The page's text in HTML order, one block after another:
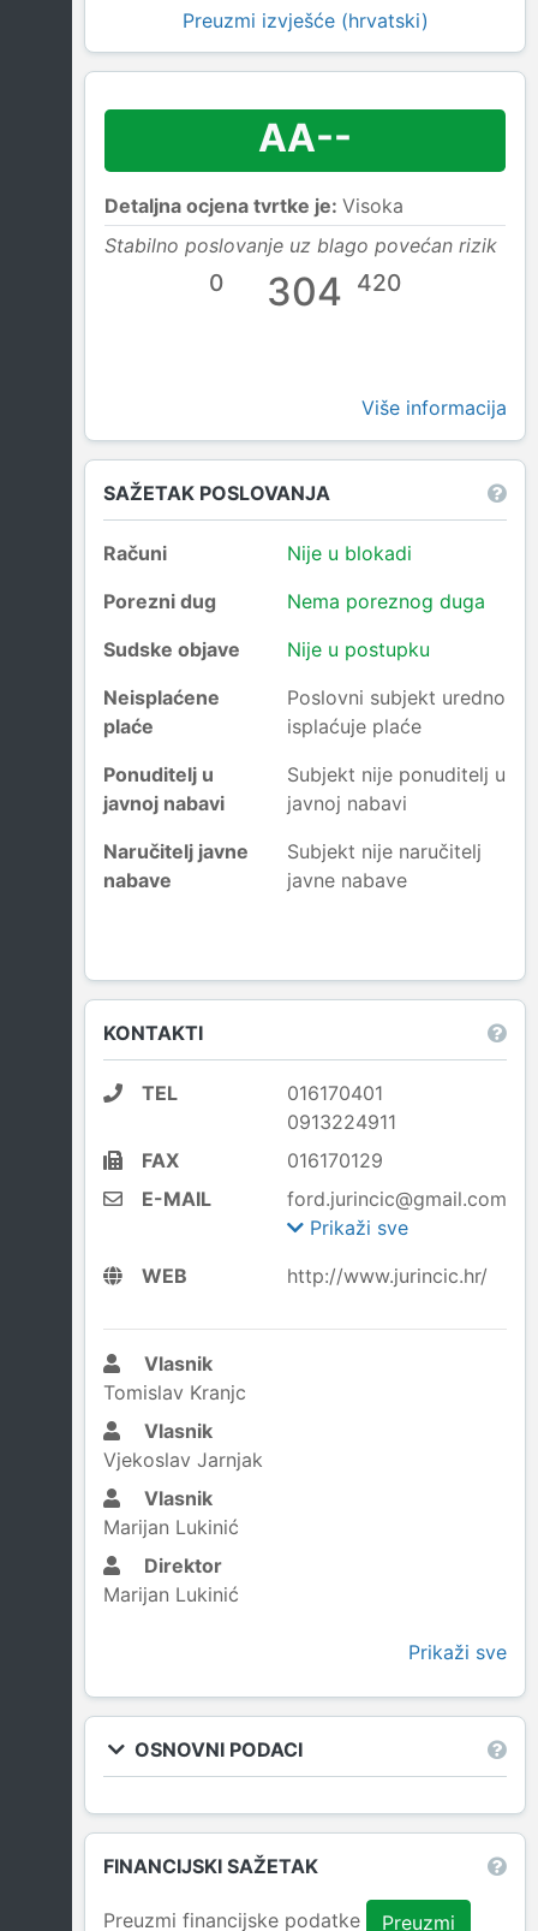
Preuzmi izvješće (hrvatski)
AA--
Detaljna ocjena tvrtke je: Visoka
Stabilno poslovanje uz blago povećan rizik
0 304 420
Više informacija
SAŽETAK POSLOVANJA
Računi
Nije u blokadi
Porezni dug
Nema poreznog duga
Sudske objave
Nije u postupku
Neisplaćene
plaće
Poslovni subjekt uredno
isplaćuje plaće
Ponuditelj u
javnoj nabavi
Subjekt nije ponuditelj u
javnoj nabavi
Naručitelj javne
nabave
Subjekt nije naručitelj
javne nabave
KONTAKTI
TEL
016170401
0913224911
FAX
016170129
E-MAIL
ford.jurincic@gmail.com
Prikaži sve
WEB
http://www.jurincic.hr/
Vlasnik
Tomislav Kranjc
Vlasnik
Vjekoslav Jarnjak
Vlasnik
Marijan Lukinić
Direktor
Marijan Lukinić
Prikaži sve
OSNOVNI PODACI
FINANCIJSKI SAŽETAK
Preuzmi financijske podatke Preuzmi